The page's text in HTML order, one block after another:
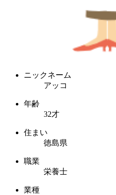
ニックネーム
アッコ
年齢
32才
住まい
徳島県
職業
栄養士
業種